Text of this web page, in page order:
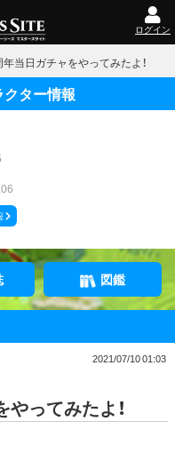
ログイン
当日ガチャをやってみたよ！
ター情報
図鑑
2021/07/10 01:03
ってみたよ！